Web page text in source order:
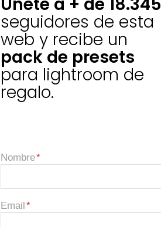
seguidores de esta
web y recibe un
pack de presets
para lightroom de
regalo.
Nombre
Email